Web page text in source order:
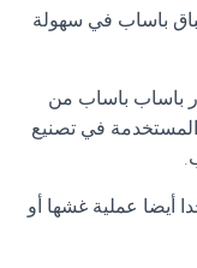
باساب في سهولة
باساب باساب من
المستخدمة في تصنيع
عملية غشها أو